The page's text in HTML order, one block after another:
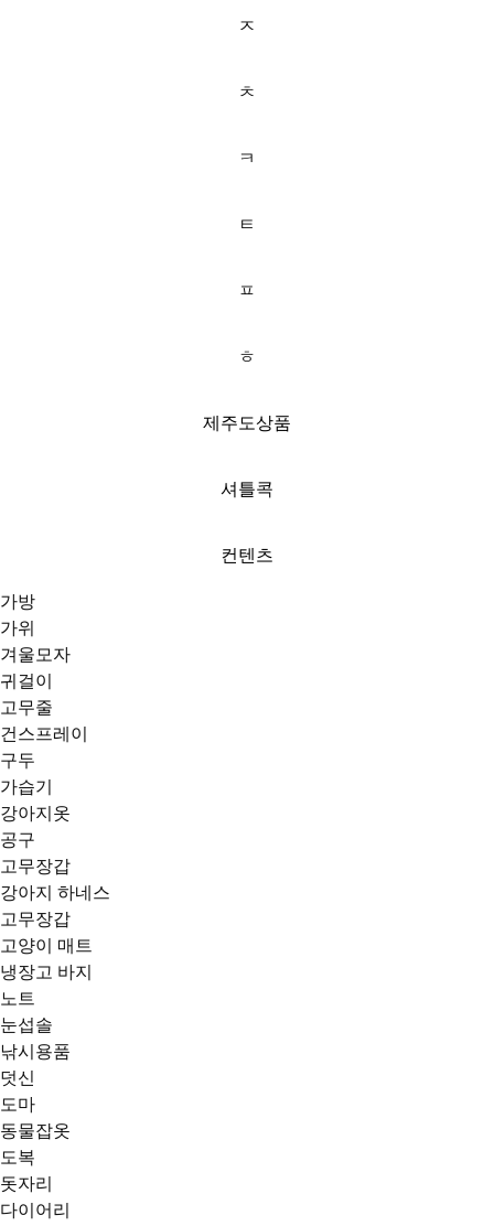
ㅈ
ㅊ
ㅋ
ㅌ
ㅍ
ㅎ
제주도상품
셔틀콕
컨텐츠
가방
가위
겨울모자
귀걸이
고무줄
건스프레이
구두
가습기
강아지옷
공구
고무장갑
강아지 하네스
고무장갑
고양이 매트
냉장고 바지
노트
눈섭솔
낚시용품
덧신
도마
동물잡옷
도복
돗자리
다이어리